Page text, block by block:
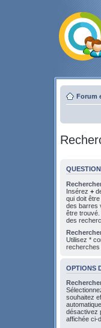
Forum
Insérez +
qui doit
des barres
être
des
Utilisez *
recherches
OPTIONS
souhaitez
désactivez
affichée ci-